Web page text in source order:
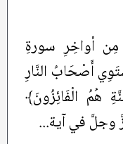
أواخِرِ سورةِ
أَصْحَابُ النَّارِ
هُمُ الْفَائِزُونَ﴾